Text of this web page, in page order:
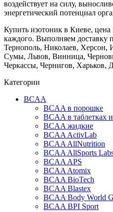
воздействует на силу,
энергетический потенциал
Купить изотоник в Киеве,
каждого. Выполняем доставку
Тернополь, Николаев,
Сумы, Львов, Винница,
Черкассы, Чернигов, Харьков,
Категории
BCAA
BCAA в порошке
BCAA в таблетках
BCAA жидкие
BCAA ActivLab
BCAA AllNutrition
BCAA AllSports
BCAA APS
BCAA Atomix
BCAA BioTech
BCAA Blastex
BCAA Body World
BCAA BPI Sport